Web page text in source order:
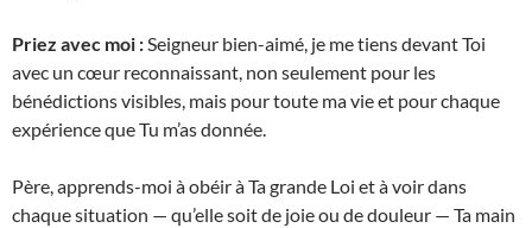
Priez avec moi :Seigneur bien-aimé, je me tiens devant Toi
avec un cœur reconnaissant, non seulement pour les
bénédictions visibles, mais pour toute ma vie et pour chaque
expérience que Tu m’as donnée.
Père, apprends-moi à obéir à Ta grande Loi et à voir dans
chaque situation — qu’elle soit de joie ou de douleur — Ta main